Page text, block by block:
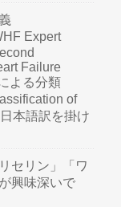
Expert
Failure
よる分類
of
本語訳を掛け
セリン」「ワ
興味深いで